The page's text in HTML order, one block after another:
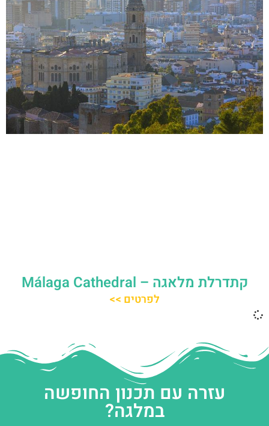
קתדרלת מלאגה – Málaga Cathedral
לפרטים >>
עזרה עם תכנון החופשה
במלגה?